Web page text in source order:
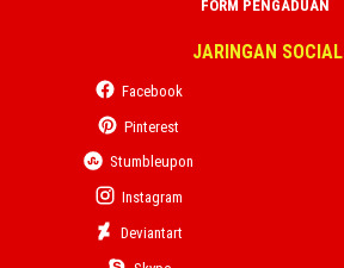
FORM PENGADUAN
JARINGAN SOCIAL
Facebook
Pinterest
Stumbleupon
Instagram
Deviantart